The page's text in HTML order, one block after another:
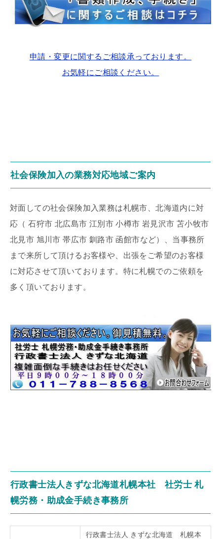
申請・変更に関するご相談承っております。
お気軽にご相談ください。
社会保険加入の業務対応地域ご案内
対面しての社会保険加入業務は札幌市、北海道内に対
応（ 石狩市 北広島市 江別市 小樽市 岩見沢市 苫小牧市
北見市 旭川市 帯広市 釧路市 函館市など）、当事務所
まで来所して頂けるお客様や、出張をご希望のお客様
に対応させて頂いております。特に札幌でのご依頼を
多く頂いております。
行政書士法人きずな北海道札幌本社 社労士 札
幌労務・助成金手続き事務所
行政書士法人 きずな北海道 札幌本